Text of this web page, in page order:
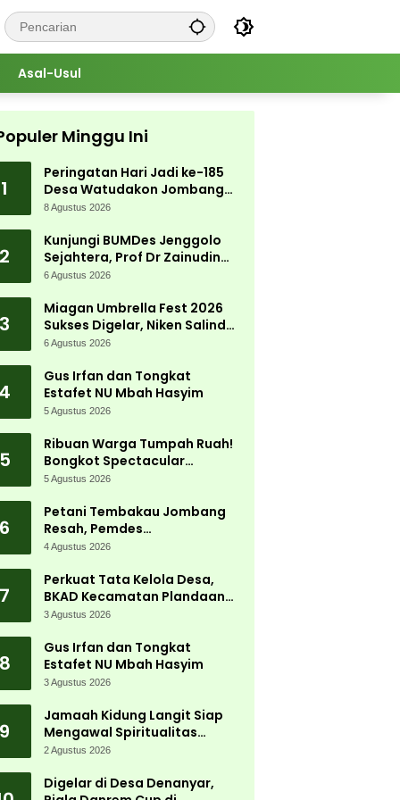
Asal-Usul
Minggu Ini
1
Peringatan Hari Jadi ke-185
Desa Watudakon Jombang
Meriah, Warga Tumpek Blek
8 Agustus 2026
2
Kunjungi BUMDes Jenggolo
Sejahtera, Prof Dr Zainudin
Maliki: Kita Wujudkan
Potensi Desa
6 Agustus 2026
3
Miagan Umbrella Fest 2026
Sukses Digelar, Niken Salindry
Jadi Magnet Ribuan
6 Agustus 2026
4
Gus Irfan dan Tongkat
Estafet NU Mbah Hasyim
5 Agustus 2026
5
Ribuan Warga Tumpah Ruah!
Bongkot Spectacular
Carnival 2026 Jadi Pesta
Peterongan
5 Agustus 2026
6
Petani Tembakau Jombang
Resah, Pemdes
Tanjungwadung dan Disperta
4 Agustus 2026
7
Perkuat Tata Kelola Desa,
BKAD Kecamatan Plandaan
Gelar Pelatihan Aparatur
3 Agustus 2026
8
Gus Irfan dan Tongkat
Estafet NU Mbah Hasyim
3 Agustus 2026
9
Jamaah Kidung Langit Siap
Mengawal Spiritualitas
Muktamar NU
2 Agustus 2026
Digelar di Desa Denanyar,